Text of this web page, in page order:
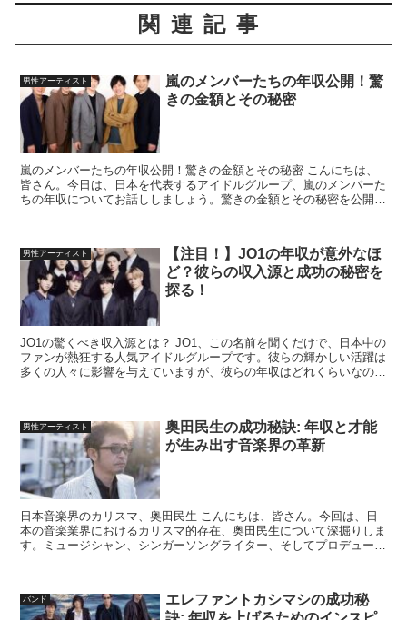
関連記事
男性アーティスト
嵐のメンバーたちの年収公開！驚
きの金額とその秘密
嵐のメンバーたちの年収公開！驚きの金額とその秘密 こんにちは、
皆さん。今日は、日本を代表するアイドルグループ、嵐のメンバーた
ちの年収についてお話ししましょう。驚きの金額とその秘密を公開し
男性アーティスト
【注目！】JO1の年収が意外なほ
ど？彼らの収入源と成功の秘密を
探る！
JO1の驚くべき収入源とは？ JO1、この名前を聞くだけで、日本中の
ファンが熱狂する人気アイドルグループです。彼らの輝かしい活躍は
多くの人々に影響を与えていますが、彼らの年収はどれくらいなので
男性アーティスト
奥田民生の成功秘訣: 年収と才能
が生み出す音楽界の革新
日本音楽界のカリスマ、奥田民生 こんにちは、皆さん。今回は、日
本の音楽業界におけるカリスマ的存在、奥田民生について深掘りしま
す。ミュージシャン、シンガーソングライター、そしてプロデューサ
バンド
エレファントカシマシの成功秘